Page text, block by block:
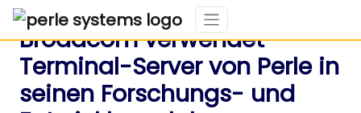
Broadcom verwendet
Terminal-Server von Perle in
seinen Forschungs- und